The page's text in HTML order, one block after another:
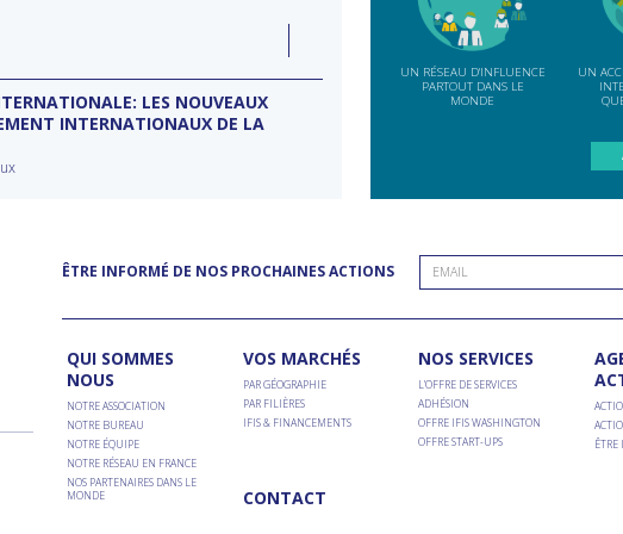
LES NOUVEAUX
INTERNATIONAUX DE LA
INDE
MISSION D’ENTREPRISES
UN RÉSEAU D'INFLUENCE
PARTOUT DANS LE
MONDE
UN
ÊTRE INFORMÉ DE NOS PROCHAINES ACTIONS
QUI SOMMES
NOUS
NOTRE ASSOCIATION
NOTRE BUREAU
NOTRE ÉQUIPE
NOTRE RÉSEAU EN FRANCE
NOS PARTENAIRES DANS LE
MONDE
VOS MARCHÉS
PAR GÉOGRAPHIE
PAR FILIÈRES
IFIS & FINANCEMENTS
NOS SERVICES
L’OFFRE DE SERVICES
ADHÉSION
OFFRE IFIS WASHINGTON
OFFRE START-UPS
ÊTRE
CONTACT